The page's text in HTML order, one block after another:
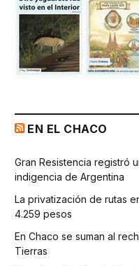
EN EL CHACO
Gran Resistencia registró
indigencia de Argentina
La privatización de rutas
4.259 pesos
En Chaco se suman al
Tierras